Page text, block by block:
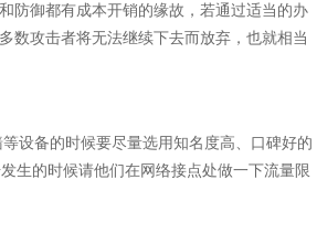
防御都有成本开销的缘故，若通过适当的办
数攻击者将无法继续下去而放弃，也就相当
设备的时候要尽量选用知名度高、口碑好的
生的时候请他们在网络接点处做一下流量限